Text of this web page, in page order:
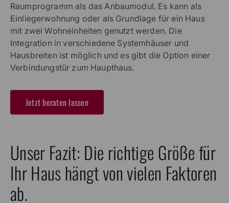
Raumprogramm als das Anbaumodul. Es kann als
Einliegerwohnung oder als Grundlage für ein Haus
mit zwei Wohneinheiten genutzt werden. Die
Integration in verschiedene Systemhäuser und
Hausbreiten ist möglich und es gibt die Option einer
Verbindungstür zum Haupthaus.
Jetzt beraten lassen
Unser Fazit: Die richtige Größe für
Ihr Haus hängt von vielen Faktoren
ab.